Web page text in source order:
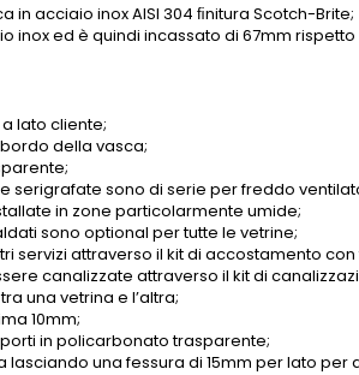
acciaio inox AISI 304 ﬁnitura Scotch-Brite;
inox ed è quindi incassato di 67mm
lato cliente;
della vasca;
serigrafate sono di serie per freddo
in zone particolarmente umide;
sono optional per tutte le vetrine;
servizi attraverso il kit di accostamento
canalizzate attraverso il kit di
una vetrina e l’altra;
10mm;
in policarbonato trasparente;
una fessura di 15mm per lato per